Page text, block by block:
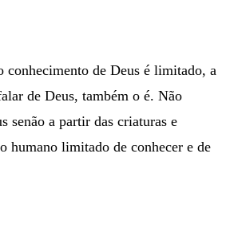
conhecimento de Deus é limitado, a
de Deus, também o é. Não
senão a partir das criaturas e
humano limitado de conhecer e de